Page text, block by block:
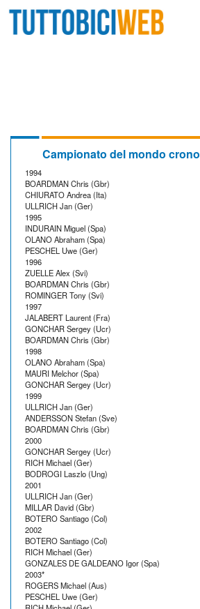
CALENDARIO
OSCAR
ALBI D'ORO
NEWSLETTER
Campionato del mondo crono
1994
BOARDMAN Chris (Gbr)
CHIURATO Andrea (Ita)
ULLRICH Jan (Ger)
1995
INDURAIN Miguel (Spa)
OLANO Abraham (Spa)
PESCHEL Uwe (Ger)
1996
ZUELLE Alex (Svi)
BOARDMAN Chris (Gbr)
ROMINGER Tony (Svi)
1997
JALABERT Laurent (Fra)
GONCHAR Sergey (Ucr)
BOARDMAN Chris (Gbr)
1998
OLANO Abraham (Spa)
MAURI Melchor (Spa)
GONCHAR Sergey (Ucr)
1999
ULLRICH Jan (Ger)
ANDERSSON Stefan (Sve)
BOARDMAN Chris (Gbr)
2000
GONCHAR Sergey (Ucr)
RICH Michael (Ger)
BODROGI Laszlo (Ung)
2001
ULLRICH Jan (Ger)
MILLAR David (Gbr)
BOTERO Santiago (Col)
2002
BOTERO Santiago (Col)
RICH Michael (Ger)
GONZALES DE GALDEANO Igor (Spa)
2003*
ROGERS Michael (Aus)
PESCHEL Uwe (Ger)